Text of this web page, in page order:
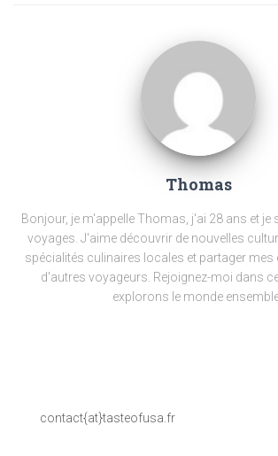
Thomas
Bonjour, je m'appelle Thomas, j'ai 28 ans et
voyages. J'aime découvrir de nouvelles
spécialités culinaires locales et partager mes
d'autres voyageurs. Rejoignez-moi dans
explorons le monde
contact{at}tasteofusa.fr